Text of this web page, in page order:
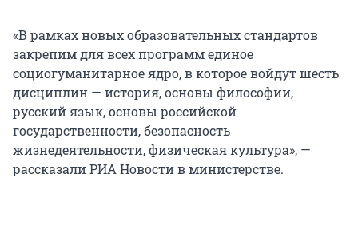
«В рамках новых образовательных стандартов
закрепим для всех программ единое
социогуманитарное ядро, в которое войдут шесть
дисциплин — история, основы философии,
русский язык, основы российской
государственности, безопасность
жизнедеятельности, физическая культура», —
рассказали РИА Новости в министерстве.